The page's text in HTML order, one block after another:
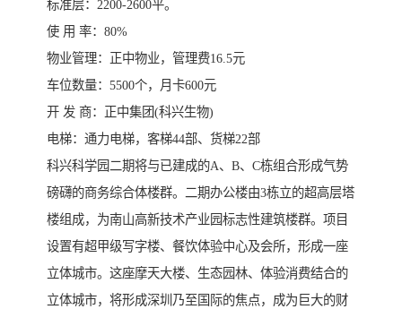
标准层：2200-2600平。
使 用 率：80%
物业管理：正中物业，管理费16.5元
车位数量：5500个，月卡600元
开 发 商：正中集团(科兴生物)
电梯：通力电梯，客梯44部、货梯22部
科兴科学园二期将与已建成的A、B、C栋组合形成气势
磅礴的商务综合体楼群。二期办公楼由3栋立的超高层塔
楼组成，为南山高新技术产业园标志性建筑楼群。项目
设置有超甲级写字楼、餐饮体验中心及会所，形成一座
立体城市。这座摩天大楼、生态园林、体验消费结合的
立体城市，将形成深圳乃至国际的焦点，成为巨大的财